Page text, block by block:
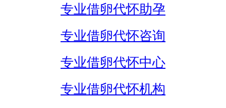
专业借卵代怀助孕
专业借卵代怀咨询
专业借卵代怀中心
专业借卵代怀机构